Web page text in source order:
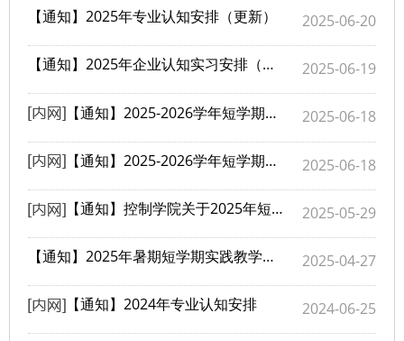
【通知】2025年专业认知安排（更新） 2025-06-20
【通知】2025年企业认知实习安排（更新） 2025-06-19
【通知】2025-2026学年短学期《机器人竞赛实践》课程通知 2025-06-18
【通知】2025-2026学年短学期《嵌入式系统高级实验》课程通知 2025-06-18
【通知】控制学院关于2025年短学期《企业深度实习》课程的选课说明 2025-05-29
【通知】2025年暑期短学期实践教学环节安排预通知 2025-04-27
​【通知】2024年专业认知安排 2024-06-25